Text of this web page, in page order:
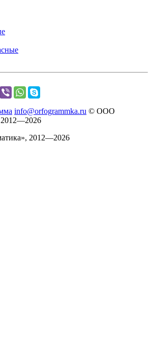
info@orfogrammka.ru © ООО
2012—2026
2012—2026